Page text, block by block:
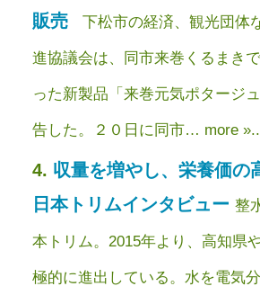
販売
下松市の経済、観光団体
進協議会は、同市来巻くるまき
った新製品「来巻元気ポタージ
告した。２０日に同市… more
収量を増やし、栄養価
日本トリムインタビュー 整
本トリム。2015年より、高知県
極的に進出している。水を電気